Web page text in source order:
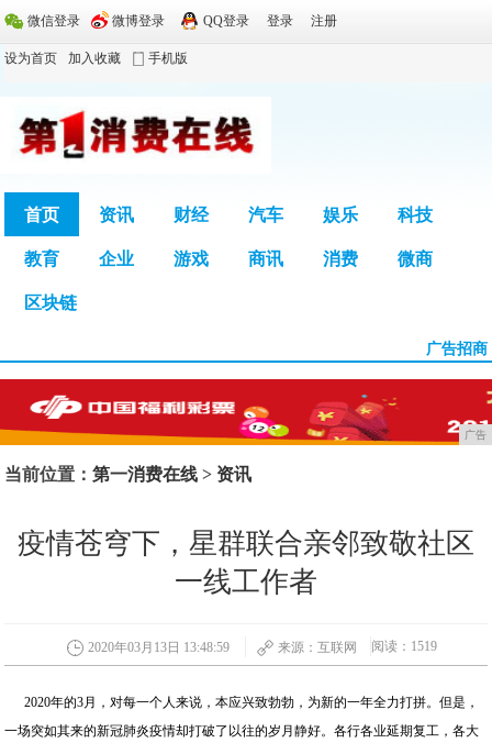
微信登录 微博登录 QQ登录 登录 注册
设为首页 加入收藏 手机版
首页 资讯 财经 汽车 娱乐 科技
教育 企业 游戏 商讯 消费 微商
区块链
广告招商
广告
当前位置：第一消费在线 > 资讯
疫情苍穹下，星群联合亲邻致敬社区
一线工作者
2020年03月13日 13:48:59 来源：互联网 阅读：1519
2020年的3月，对每一个人来说，本应兴致勃勃，为新的一年全力打拼。但是，
一场突如其来的新冠肺炎疫情却打破了以往的岁月静好。各行各业延期复工，各大